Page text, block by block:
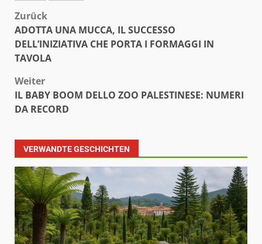
Beitragsnavigation
Zurück
ADOTTA UNA MUCCA, IL SUCCESSO
DELL’INIZIATIVA CHE PORTA I FORMAGGI IN
TAVOLA
Weiter
IL BABY BOOM DELLO ZOO PALESTINESE: NUMERI
DA RECORD
VERWANDTE GESCHICHTEN